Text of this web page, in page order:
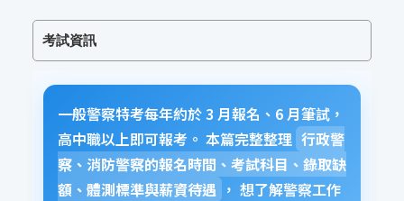
考試資訊
一般警察特考每年約於 3 月報名、6 月筆試，
高中職以上即可報考。 本篇完整整理 行政警
察、消防警察的報名時間、考試科目、錄取缺
額、體測標準與薪資待遇 ， 想了解警察工作